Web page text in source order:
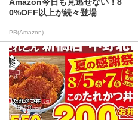
0%OFF以上が続々登場
PR(Amazon)